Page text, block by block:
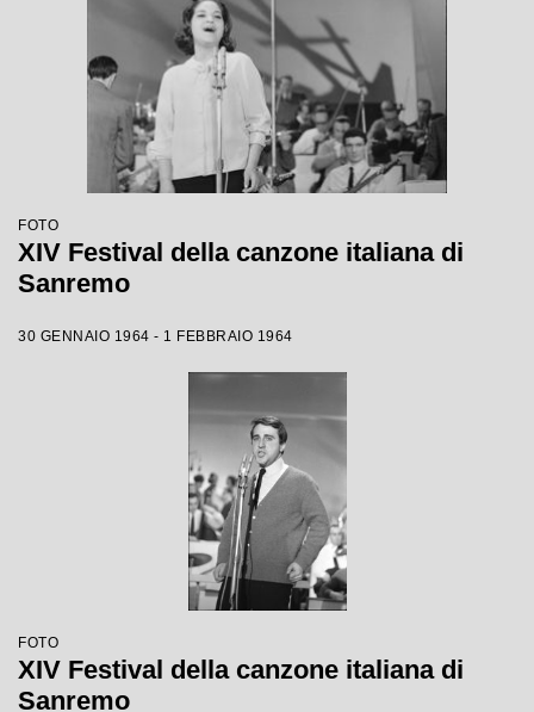
FOTO
XIV Festival della canzone italiana di
Sanremo
30 GENNAIO 1964 - 1 FEBBRAIO 1964
FOTO
XIV Festival della canzone italiana di
Sanremo